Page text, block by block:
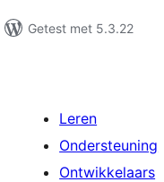
Getest met 5.3.22
Leren
Ondersteuning
Ontwikkelaars